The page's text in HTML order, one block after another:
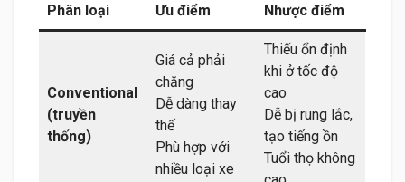
Phân loại Ưu điểm Nhược điểm
Conventional
(truyền
thống)
Giá cả phải
chăng
Dễ dàng thay
thế
Phù hợp với
nhiều loại xe
Thiếu ổn định
khi ở tốc độ
cao
Dễ bị rung lắc,
tạo tiếng ồn
Tuổi thọ không